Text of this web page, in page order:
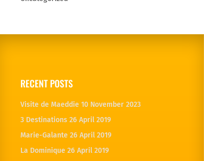
RECENT POSTS
Visite de Maeddie 10 November 2023
3 Destinations 26 April 2019
Marie-Galante 26 April 2019
La Dominique 26 April 2019